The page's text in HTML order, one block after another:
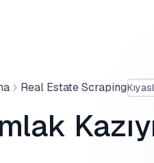
Real Estate Scraping